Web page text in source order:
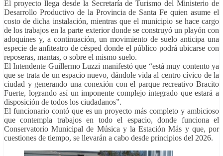
El proyecto llega desde la Secretaría de Turismo del Ministerio de
Desarrollo Productivo de la Provincia de Santa Fe quien asume el
costo de dicha instalación, mientras que el municipio se hace cargo
de los trabajos en la parte exterior donde se construyó un playón con
adoquines y, a continuación, un movimiento de suelo anticipa una
especie de anfiteatro de césped donde el público podrá ubicarse con
reposeras, mantas, o sobre el mismo suelo.
El Intendente Guillermo Luzzi manifestó que “está muy contento ya
que se trata de un espacio nuevo, dándole vida al centro cívico de la
ciudad y generando una conexión con el parque recreativo Bracito
Fuerte, logrando así un imponente complejo integrado que estará a
disposición de todos los ciudadanos”.
El funcionario contó que es un proyecto más completo y ambicioso
que contempla trabajos en todo el espacio, donde funciona el
Conservatorio Municipal de Música y la Estación Más y que, por
cuestiones de tiempo, se llevarán a cabo desde principios del 2026.